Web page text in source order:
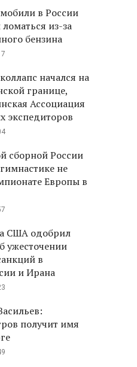
в России
из-за
бензина
начался на
границе,
Ассоциация
экспедиторов
сборной России
не
Европы в
США одобрил
ужесточении
в
и Ирана
получит имя